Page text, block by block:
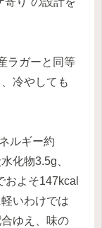
ラガーと同等
冷やしても
ルギー約
化物3.5g、
よそ147kcal
いわけでは
ゆえ、味の